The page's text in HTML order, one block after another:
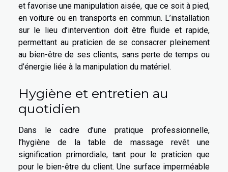
et favorise une manipulation aisée, que ce soit à pied,
en voiture ou en transports en commun. L’installation
sur le lieu d’intervention doit être fluide et rapide,
permettant au praticien de se consacrer pleinement
au bien-être de ses clients, sans perte de temps ou
d’énergie liée à la manipulation du matériel.
Hygiène et entretien au
quotidien
Dans le cadre d’une pratique professionnelle,
l’hygiène de la table de massage revêt une
signification primordiale, tant pour le praticien que
pour le bien-être du client. Une surface imperméable